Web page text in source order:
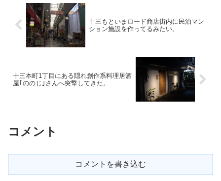
十三もといまロード商店街内に民泊マン
ション施設を作ってるみたい。
十三本町1丁目にある隠れ創作系料理居酒
屋｢ののじ｣さんへ突撃してきた。
コメント
コメントを書き込む